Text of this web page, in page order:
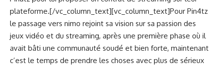
plateforme.[/vc_column_text][vc_column_text]Pour Pin4tz
le passage vers nimo rejoint sa vision sur sa passion des
jeux vidéo et du streaming, après une première phase où il
avait bâti une communauté soudé et bien forte, maintenant
c’est le temps de prendre les choses avec plus de sérieux